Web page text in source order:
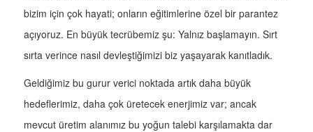
bizim için çok hayati; onların eğitimlerine özel bir parantez
açıyoruz. En büyük tecrübemiz şu: Yalnız başlamayın. Sırt
sırta verince nasıl devleştiğimizi biz yaşayarak kanıtladık.
Geldiğimiz bu gurur verici noktada artık daha büyük
hedeflerimiz, daha çok üretecek enerjimiz var; ancak
mevcut üretim alanımız bu yoğun talebi karşılamakta dar